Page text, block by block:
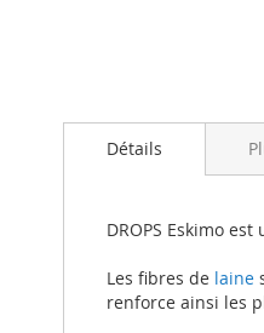
to
gallery
Détails
DROPS Eskimo est
Les fibres de laine
renforce ainsi les